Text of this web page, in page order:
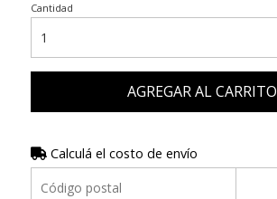
Cantidad
AGREGAR AL CARRITO
Calculá el costo de envío